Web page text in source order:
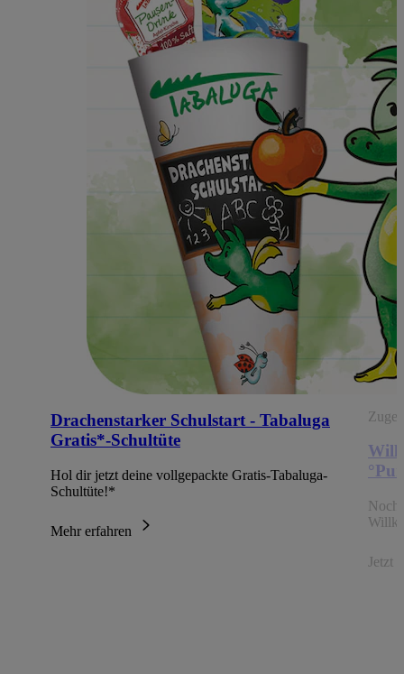
Drachenstarker Schulstart - Tabaluga
Gratis*-Schultüte
Hol dir jetzt deine vollgepackte Gratis-Tabaluga-
Schultüte!*
Mehr erfahren
Noch
Jetzt